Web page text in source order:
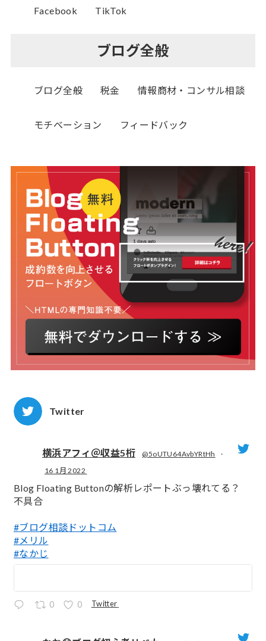
Facebook TikTok
ブログ全般
ブログ全般 税金 情報商材・コンサル相談
モチベーション フィードバック
Twitter
横浜アフィ＠収益5桁 @5oUTU64AvbYRtHh
·
16 1月 2022
Blog Floating Buttonの解析レポートぶっ壊れてる？
不具合
#ブログ相談ドットコム
#メリル
#なかじ
0 0 Twitter